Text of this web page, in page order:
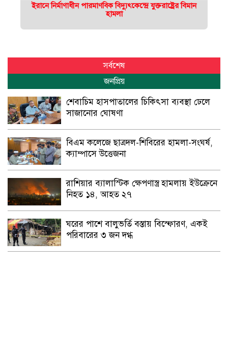
ইরানে নির্মাণাধীন পারমাণবিক বিদ্যুৎকেন্দ্রে যুক্তরাষ্ট্রের বিমান
হামলা
সর্বশেষ
জনপ্রিয়
শেবাচিম হাসপাতালের চিকিৎসা ব্যবস্থা ঢেলে
সাজানোর ঘোষণা
বিএম কলেজে ছাত্রদল-শিবিরের হামলা-সংঘর্ষ,
ক্যাম্পাসে উত্তেজনা
রাশিয়ার ব্যালাস্টিক ক্ষেপণাস্ত্র হামলায় ইউক্রেনে
নিহত ১৪, আহত ২৭
ঘরের পাশে বালুভর্তি বস্তায় বিস্ফোরণ, একই
পরিবারের ৩ জন দগ্ধ